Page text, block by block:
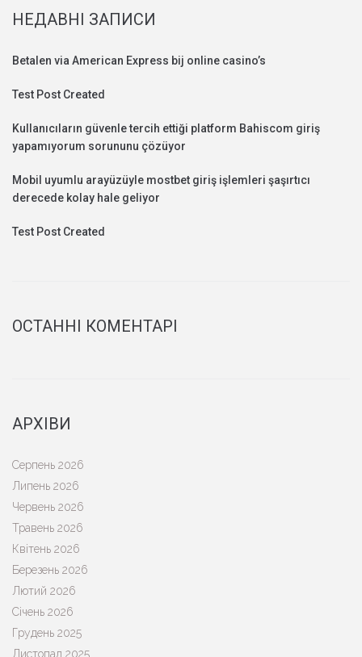
НЕДАВНІ ЗАПИСИ
Betalen via American Express bij online casino’s
Test Post Created
Kullanıcıların güvenle tercih ettiği platform Bahiscom giriş
yapamıyorum sorununu çözüyor
Mobil uyumlu arayüzüyle mostbet giriş işlemleri şaşırtıcı
derecede kolay hale geliyor
Test Post Created
ОСТАННІ КОМЕНТАРІ
АРХІВИ
Серпень 2026
Липень 2026
Червень 2026
Травень 2026
Квітень 2026
Березень 2026
Лютий 2026
Січень 2026
Грудень 2025
Листопад 2025